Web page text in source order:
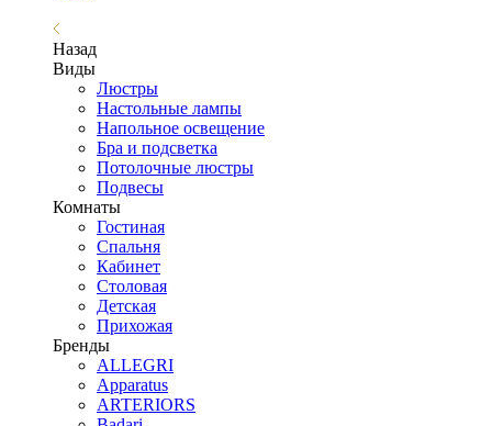
Назад
Виды
Люстры
Настольные лампы
Напольное освещение
Бра и подсветка
Потолочные люстры
Подвесы
Комнаты
Гостиная
Спальня
Кабинет
Столовая
Детская
Прихожая
Бренды
ALLEGRI
Apparatus
ARTERIORS